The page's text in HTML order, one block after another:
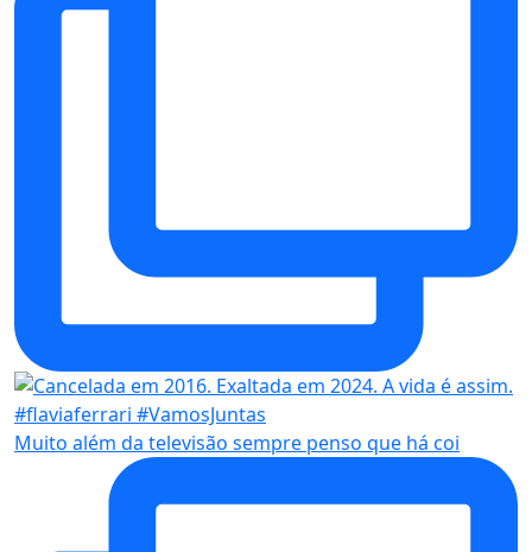
Muito além da televisão sempre penso que há coi